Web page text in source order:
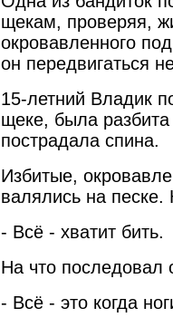
щекам, проверяя,
окровавленного
он передвигаться
15-летний Владик
щеке, была разбита
пострадала спина.
Избитые,
валялись на песке.
- Всё - хватит бить.
На что последовал
- Всё - это когда